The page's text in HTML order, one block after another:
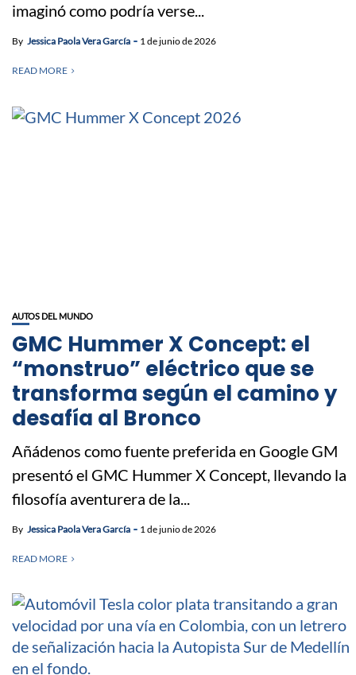
imaginó como podría verse...
By Jessica Paola Vera García 1 de junio de 2026
READ MORE
AUTOS DEL MUNDO
GMC Hummer X Concept: el
“monstruo” eléctrico que se
transforma según el camino y
desafía al Bronco
Añádenos como fuente preferida en Google GM
presentó el GMC Hummer X Concept, llevando la
filosofía aventurera de la...
By Jessica Paola Vera García 1 de junio de 2026
READ MORE